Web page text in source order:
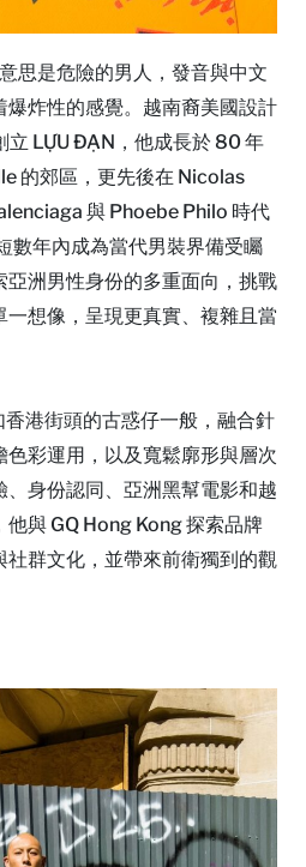
思是危險的男人，發音與中文
爆炸性的感覺。越南裔美國設計
立 LỰU ĐẠN，他成長於 80 年
的郊區，更先後在 Nicolas
與 Phoebe Philo 時代
數年內成為當代男裝界備受矚
亞洲男性身份的多重面向，挑戰
想像，呈現更真實、複雜且當
港街頭的古惑仔一般，融合針
彩運用，以及寬鬆廓形與層次
身份認同、亞洲黑幫電影和越
與 GQ Hong Kong 探索品牌
社群文化，並帶來前衛獨到的觀